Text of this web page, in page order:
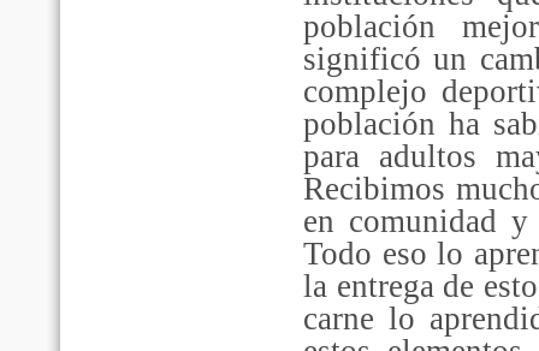
población
significó un
complejo
población ha
para adultos
Recibimos
en comunidad y
Todo eso lo
la entrega de
carne lo